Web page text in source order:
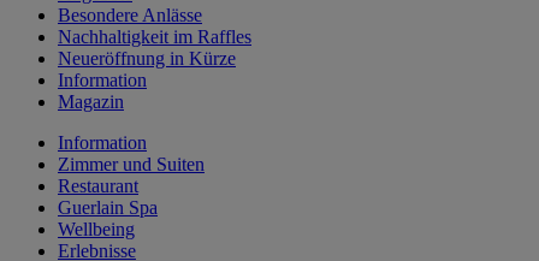
Besondere Anlässe
Nachhaltigkeit im Raffles
Neueröffnung in Kürze
Information
Magazin
Information
Zimmer und Suiten
Restaurant
Guerlain Spa
Wellbeing
Erlebnisse